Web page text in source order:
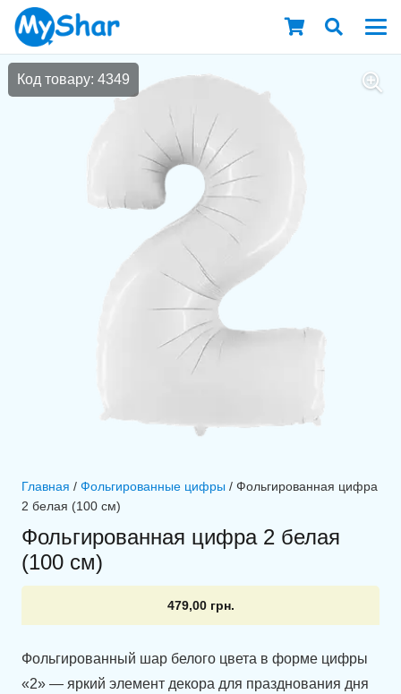
Код товару: 4349
Главная / Фольгированные цифры / Фольгированная цифра
2 белая (100 см)
Фольгированная цифра 2 белая
(100 см)
479,00 грн.
Фольгированный шар белого цвета в форме цифры
«2» — яркий элемент декора для празднования дня